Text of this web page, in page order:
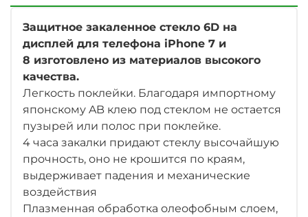
Защитное закаленное стекло 6D на
дисплей для телефона iPhone 7 и
8 изготовлено из материалов высокого
качества.
Легкость поклейки. Благодаря импортному
японскому AB клею под стеклом не остается
пузырей или полос при поклейке.
4 часа закалки придают стеклу высочайшую
прочность, оно не крошится по краям,
выдерживает падения и механические
воздействия
Плазменная обработка олеофобным слоем,